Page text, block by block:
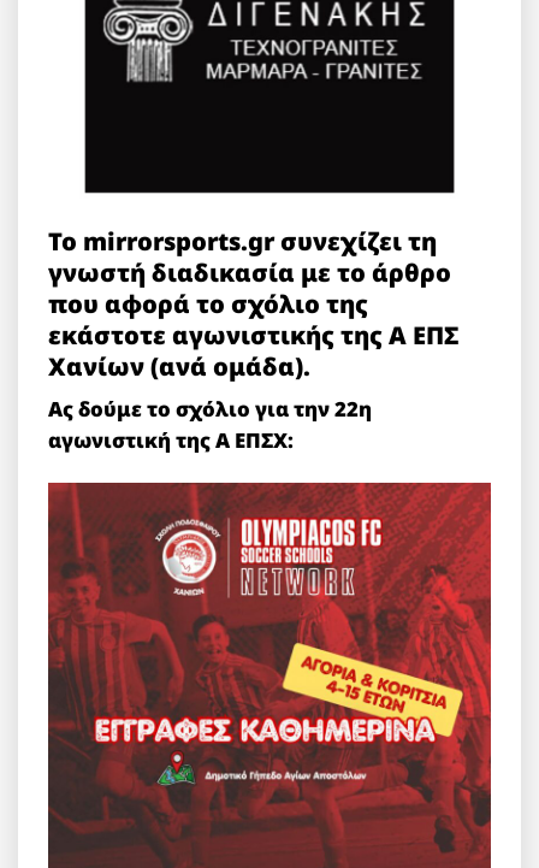
Το mirrorsports.gr συνεχίζει τη
γνωστή διαδικασία με το άρθρο
που αφορά το σχόλιο της
εκάστοτε αγωνιστικής της Α ΕΠΣ
Χανίων (ανά ομάδα).
Ας δούμε το σχόλιο για την 22η
αγωνιστική της Α ΕΠΣΧ: